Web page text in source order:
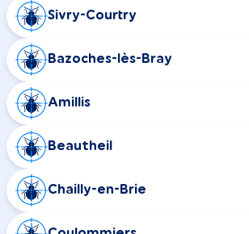
Sivry-Courtry
Bazoches-lès-Bray
Amillis
Beautheil
Chailly-en-Brie